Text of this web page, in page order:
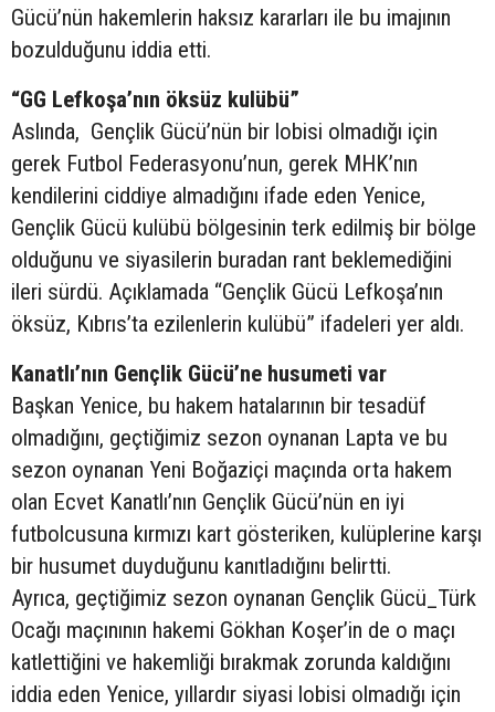
Gücü’nün hakemlerin haksız kararları ile bu imajının
bozulduğunu iddia etti.
“GG Lefkoşa’nın öksüz kulübü”
Aslında, Gençlik Gücü’nün bir lobisi olmadığı için
gerek Futbol Federasyonu’nun, gerek MHK’nın
kendilerini ciddiye almadığını ifade eden Yenice,
Gençlik Gücü kulübü bölgesinin terk edilmiş bir bölge
olduğunu ve siyasilerin buradan rant beklemediğini
ileri sürdü. Açıklamada “Gençlik Gücü Lefkoşa’nın
öksüz, Kıbrıs’ta ezilenlerin kulübü” ifadeleri yer aldı.
Kanatlı’nın Gençlik Gücü’ne husumeti var
Başkan Yenice, bu hakem hatalarının bir tesadüf
olmadığını, geçtiğimiz sezon oynanan Lapta ve bu
sezon oynanan Yeni Boğaziçi maçında orta hakem
olan Ecvet Kanatlı’nın Gençlik Gücü’nün en iyi
futbolcusuna kırmızı kart gösteriken, kulüplerine karşı
bir husumet duyduğunu kanıtladığını belirtti.
Ayrıca, geçtiğimiz sezon oynanan Gençlik Gücü_Türk
Ocağı maçınının hakemi Gökhan Koşer’in de o maçı
katlettiğini ve hakemliği bırakmak zorunda kaldığını
iddia eden Yenice, yıllardır siyasi lobisi olmadığı için